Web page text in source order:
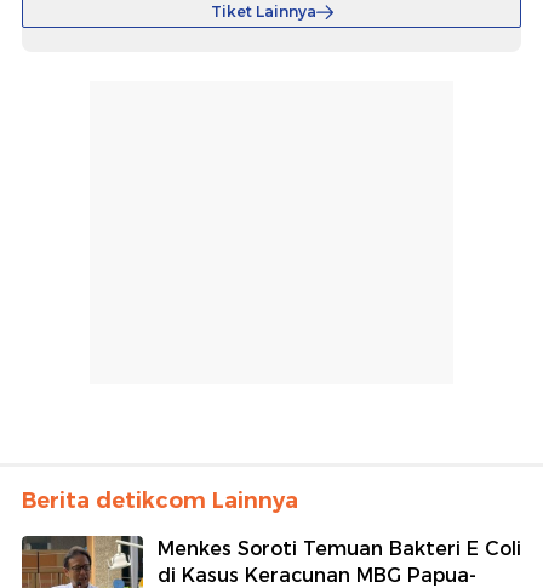
Tiket Lainnya
Berita detikcom Lainnya
Menkes Soroti Temuan Bakteri E Coli
di Kasus Keracunan MBG Papua-